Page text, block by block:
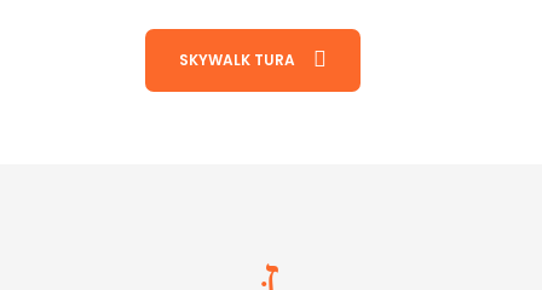
SKYWALK TURA